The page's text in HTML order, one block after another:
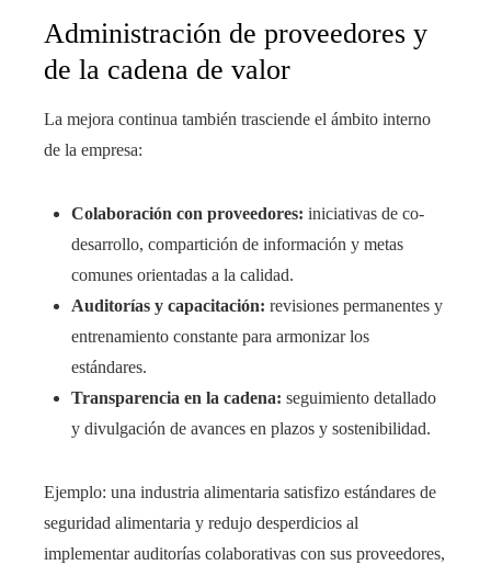
Administración de proveedores y
de la cadena de valor
La mejora continua también trasciende el ámbito interno
de la empresa:
Colaboración con proveedores: iniciativas de co-
desarrollo, compartición de información y metas
comunes orientadas a la calidad.
Auditorías y capacitación: revisiones permanentes y
entrenamiento constante para armonizar los
estándares.
Transparencia en la cadena: seguimiento detallado
y divulgación de avances en plazos y sostenibilidad.
Ejemplo: una industria alimentaria satisfizo estándares de
seguridad alimentaria y redujo desperdicios al
implementar auditorías colaborativas con sus proveedores,